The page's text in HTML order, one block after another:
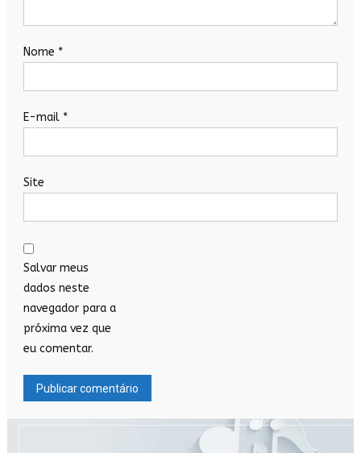
Nome *
E-mail *
Site
Salvar meus
dados neste
navegador para a
próxima vez que
eu comentar.